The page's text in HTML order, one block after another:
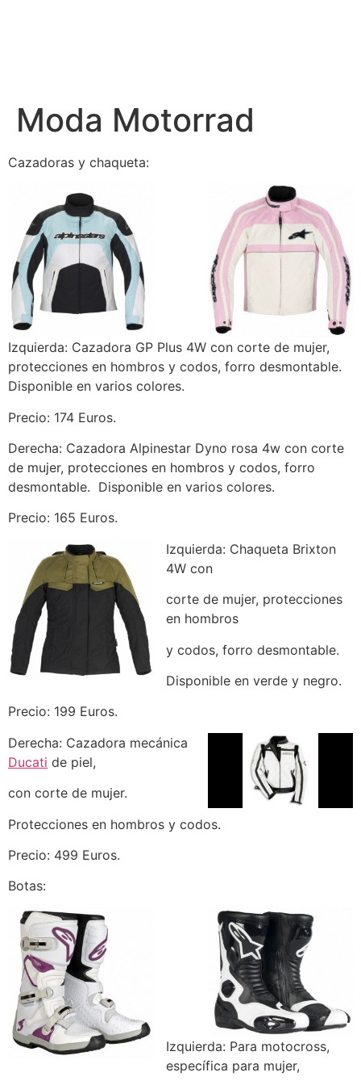
Moda Motorrad
Cazadoras y chaqueta:
Izquierda: Cazadora GP Plus 4W con corte de mujer,
protecciones en hombros y codos, forro desmontable.
Disponible en varios colores.
Precio: 174 Euros.
Derecha: Cazadora Alpinestar Dyno rosa 4w con corte
de mujer, protecciones en hombros y codos, forro
desmontable. Disponible en varios colores.
Precio: 165 Euros.
Izquierda: Chaqueta Brixton
4W con
corte de mujer, protecciones
en hombros
y codos, forro desmontable.
Disponible en verde y negro.
Precio: 199 Euros.
Derecha: Cazadora mecánica
Ducati de piel,
con corte de mujer.
Protecciones en hombros y codos.
Precio: 499 Euros.
Botas:
Izquierda: Para motocross,
específica para mujer,